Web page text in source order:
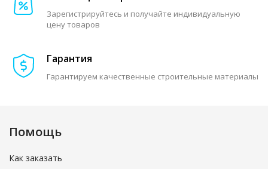
Зарегистрируйтесь и получайте индивидуальную
цену товаров
Гарантия
Гарантируем качественные строительные материалы
Помощь
Как заказать